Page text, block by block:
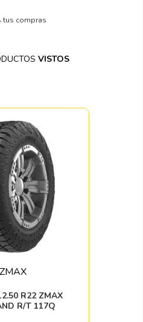
tus compras
VISTOS
R22 ZMAX
R/T 117Q